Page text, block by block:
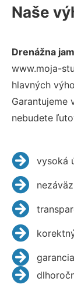
Naše
Drenážna
www.moja-
hlavných
Garantujeme
nebudete
vysoká